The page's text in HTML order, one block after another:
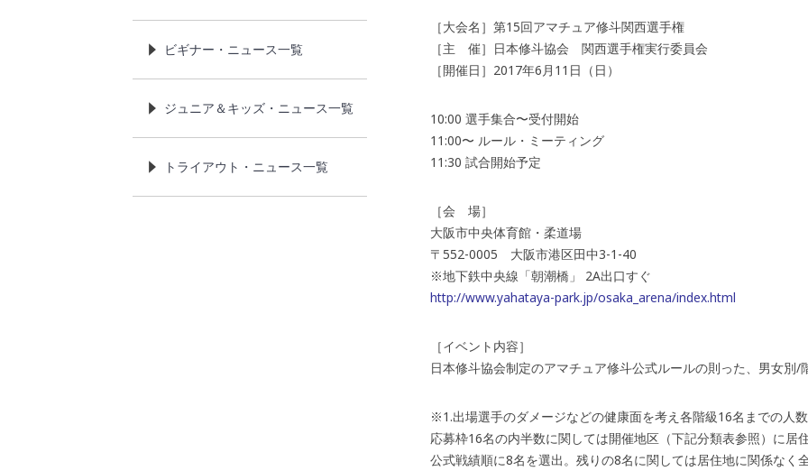
［大会名］第15回アマチュア修斗関西選手権
［主 催］日本修斗協会 関西選手権実行委員会
［開催日］2017年6月11日（日）
10:00 選手集合〜受付開始
11:00〜 ルール・ミーティング
11:30 試合開始予定
［会 場］
大阪市中央体育館・柔道場
〒552-0005 大阪市港区田中3-1-40
※地下鉄中央線「朝潮橋」 2A出口すぐ
http://www.yahataya-park.jp/osaka_arena/index.html
［イベント内容］
日本修斗協会制定のアマチュア修斗公式ルールの則った、男女別/
※1.出場選手のダメージなどの健康面を考え各階級16名までの人
応募枠16名の内半数に関しては開催地区（下記分類表参照）に居
公式戦績順に8名を選出。残りの8名に関しては居住地に関係なく
ビギナー・ニュース一覧
ジュニア＆キッズ・ニュース一覧
トライアウト・ニュース一覧